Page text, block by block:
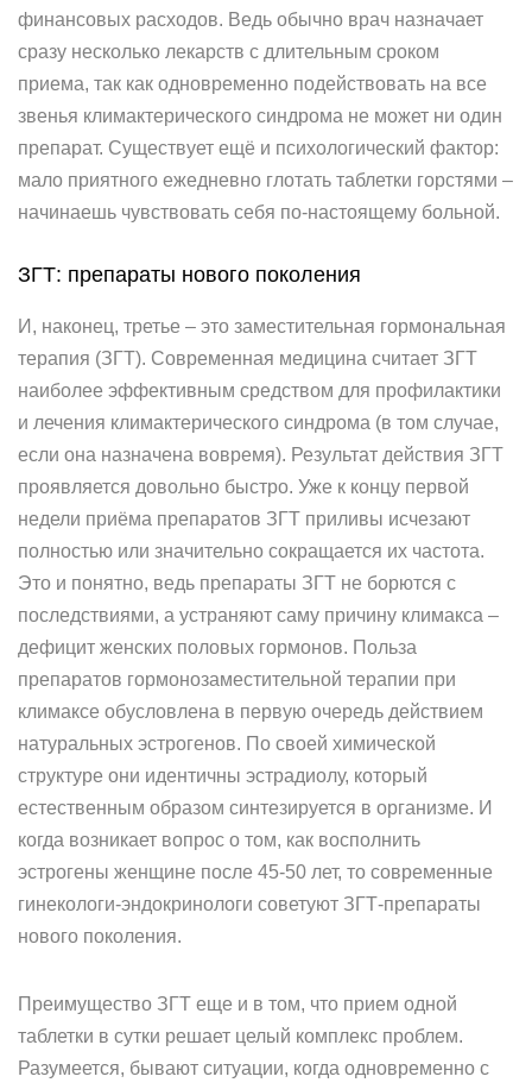
финансовых расходов. Ведь обычно врач назначает
сразу несколько лекарств с длительным сроком
приема, так как одновременно подействовать на все
звенья климактерического синдрома не может ни один
препарат. Cуществует ещё и психологический фактор:
мало приятного ежедневно глотать таблетки горстями –
начинаешь чувствовать себя по-настоящему больной.
ЗГТ: препараты нового поколения
И, наконец, третье – это заместительная гормональная
терапия (ЗГТ). Современная медицина считает ЗГТ
наиболее эффективным средством для профилактики
и лечения климактерического синдрома (в том случае,
если она назначена вовремя). Результат действия ЗГТ
проявляется довольно быстро. Уже к концу первой
недели приёма препаратов ЗГТ приливы исчезают
полностью или значительно сокращается их частота.
Это и понятно, ведь препараты ЗГТ не борются с
последствиями, а устраняют саму причину климакса –
дефицит женских половых гормонов. Польза
препаратов гормонозаместительной терапии при
климаксе обусловлена в первую очередь действием
натуральных эстрогенов. По своей химической
структуре они идентичны эстрадиолу, который
естественным образом синтезируется в организме. И
когда возникает вопрос о том, как восполнить
эстрогены женщине после 45-50 лет, то современные
гинекологи-эндокринологи советуют ЗГТ-препараты
нового поколения.
Преимущество ЗГТ еще и в том, что прием одной
таблетки в сутки решает целый комплекс проблем.
Разумеется, бывают ситуации, когда одновременно с